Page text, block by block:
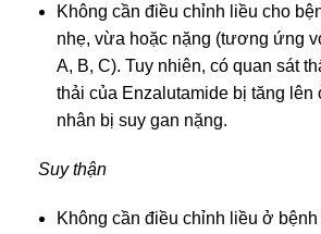
Không cần điều chỉnh liều cho
nhẹ, vừa hoặc nặng (tương ứng
A, B, C). Tuy nhiên, có quan sát
thải của Enzalutamide bị tăng lên
nhân bị suy gan nặng.
Suy thận
Không cần điều chỉnh liều ở